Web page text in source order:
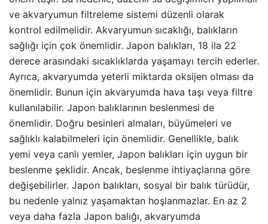
ve akvaryumun filtreleme sistemi düzenli olarak
kontrol edilmelidir. Akvaryumun sıcaklığı, balıkların
sağlığı için çok önemlidir. Japon balıkları, 18 ila 22
derece arasındaki sıcaklıklarda yaşamayı tercih ederler.
Ayrıca, akvaryumda yeterli miktarda oksijen olması da
önemlidir. Bunun için akvaryumda hava taşı veya filtre
kullanılabilir. Japon balıklarının beslenmesi de
önemlidir. Doğru besinleri almaları, büyümeleri ve
sağlıklı kalabilmeleri için önemlidir. Genellikle, balık
yemi veya canlı yemler, Japon balıkları için uygun bir
beslenme şeklidir. Ancak, beslenme ihtiyaçlarına göre
değişebilirler. Japon balıkları, sosyal bir balık türüdür,
bu nedenle yalnız yaşamaktan hoşlanmazlar. En az 2
veya daha fazla Japon balığı, akvaryumda